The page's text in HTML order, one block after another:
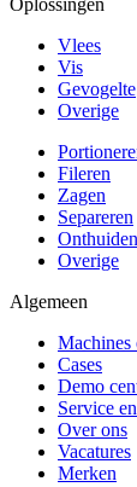
Oplossingen
Vlees
Vis
Gevogelte
Overige
Fileren
Zagen
Separeren
Onthuiden
Overige
Algemeen
Machines
Cases
Demo
Service
Over ons
Vacatures
Merken